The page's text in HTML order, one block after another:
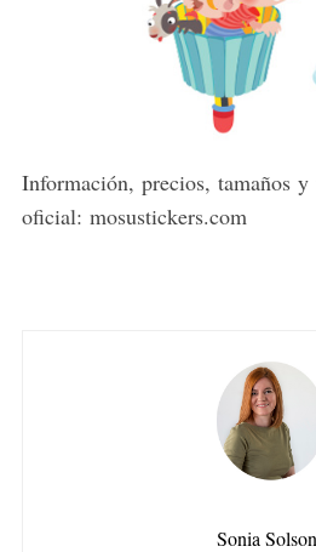
Información, precios, tamaños
oficial: mosustickers.com
Sonia